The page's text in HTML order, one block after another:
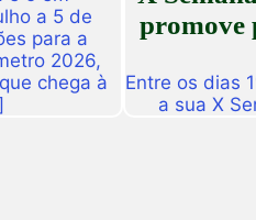
a 5 de
para a
2026,
chega à
promove
Entre os dias
a sua X